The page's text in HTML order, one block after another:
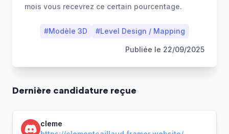
mois vous recevrez ce certain pourcentage.
#Modèle 3D #Level Design / Mapping
Publiée le 22/09/2025
Dernière candidature reçue
cleme